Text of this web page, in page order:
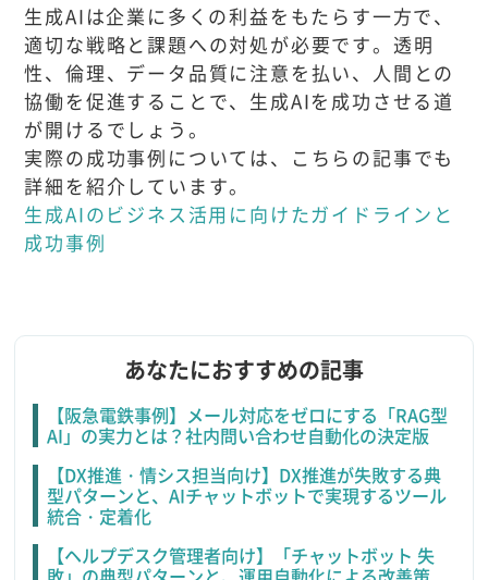
生成AIは企業に多くの利益をもたらす一方で、
適切な戦略と課題への対処が必要です。透明
性、倫理、データ品質に注意を払い、人間との
協働を促進することで、生成AIを成功させる道
が開けるでしょう。
実際の成功事例については、こちらの記事でも
詳細を紹介しています。
生成AIのビジネス活用に向けたガイドラインと
成功事例
あなたにおすすめの記事
【阪急電鉄事例】メール対応をゼロにする「RAG型
AI」の実力とは？社内問い合わせ自動化の決定版
【DX推進・情シス担当向け】DX推進が失敗する典
型パターンと、AIチャットボットで実現するツール
統合・定着化
【ヘルプデスク管理者向け】「チャットボット 失